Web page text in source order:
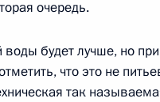
17:05 Московская
года, вторник
очередь.
воды будет лучше, но
что это не
так